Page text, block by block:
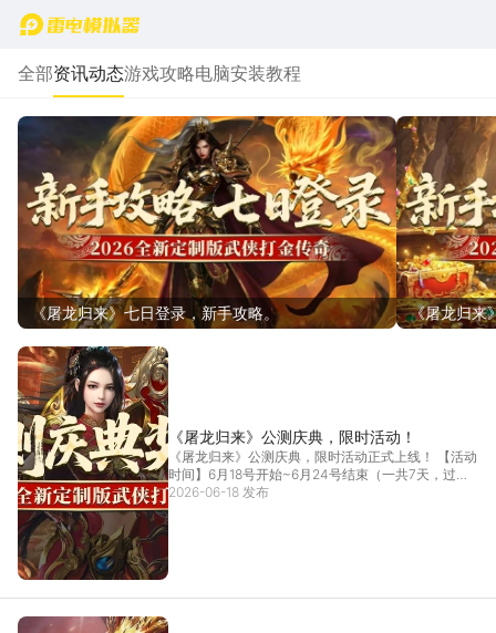
首页
全部资讯动态游戏攻略电脑安装教程
《屠龙归来》七日登录，新手攻略。 《屠龙归来
《屠龙归来》公测庆典，限时活动！
《屠龙归来》公测庆典，限时活动正式上线！ 【活动
时间】6月18号开始~6月24号结束（一共7天，过
期... [详情]
2026-06-18 发布